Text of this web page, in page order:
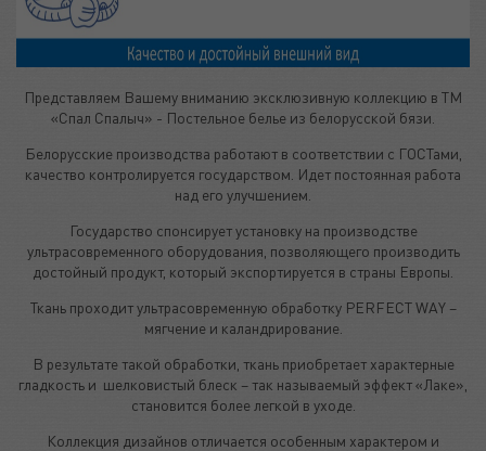
Представляем Вашему вниманию эксклюзивную коллекцию в ТМ
«Спал Спалыч» - Постельное белье из белорусской бязи.
Белорусские производства работают в соответствии с ГОСТами,
качество контролируется государством. Идет постоянная работа
над его улучшением.
Государство спонсирует установку на производстве
ультрасовременного оборудования, позволяющего производить
достойный продукт, который экспортируется в страны Европы.
Ткань проходит ультрасовременную обработку PERFECT WAY –
мягчение и каландрирование.
В результате такой обработки, ткань приобретает характерные
гладкость и шелковистый блеск – так называемый эффект «Лаке»,
становится более легкой в уходе.
Коллекция дизайнов отличается особенным характером и